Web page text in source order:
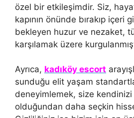
özel bir etkileşimdir. Siz,
kapının önünde bırakıp içeri
bekleyen huzur ve nezaket,
karşılamak üzere
Ayrıca, kadıköy escort
sunduğu elit yaşam
deneyimlemek, size
olduğundan daha seçkin